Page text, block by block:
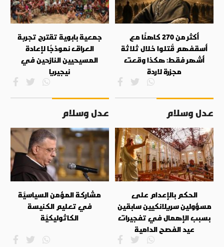
أكثر من 270 كاهنًا مع
أسقفهم قُتلوا خلال ثلاثة
أشهر فقط: هكذا وقعت
مجزرة لاردة
جمعية بابوية تقترح تجربة
العراق نموذجًا لإعادة
المسيحيين النازحين في
نيجيريا
عدل وسلام
الحكم بالإعدام على
مسؤولين سريلانكيين سابقين
بسبب الإهمال في تفجيرات
عيد الفصح الدامية
عدل وسلام
مشاركة المؤمن السياسيَّة
في تعليم الكنيسة
الكاثوليكيَّة